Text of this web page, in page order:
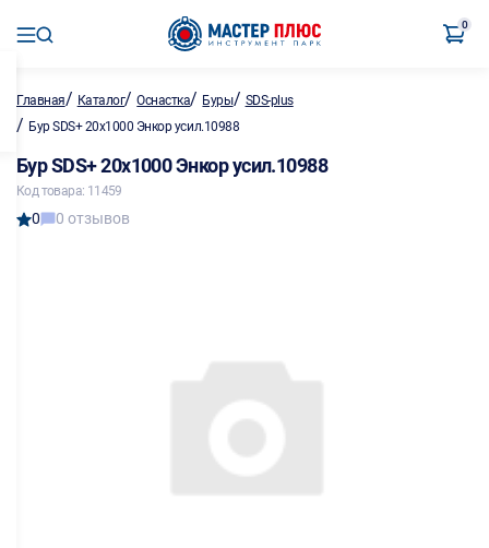
0
Главная/ Каталог/Оснастка/ Буры/ SDS-plus
/ Бур SDS+ 20х1000 Энкор усил.10988
Бур SDS+ 20х1000 Энкор усил.10988
Код товара: 11459
0 0 отзывов